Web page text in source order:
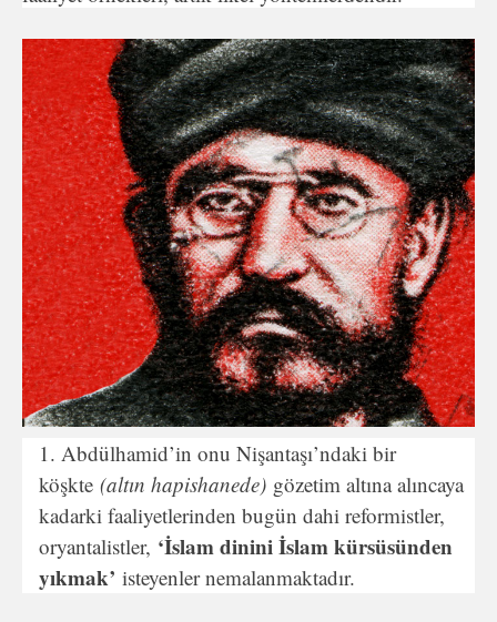
Abdülhamid’in onu Nişantaşı’ndaki bir
köşkte (altın hapishanede) gözetim altına alıncaya
kadarki faaliyetlerinden bugün dahi reformistler,
oryantalistler, ‘İslam dinini İslam kürsüsünden
yıkmak’ isteyenler nemalanmaktadır.